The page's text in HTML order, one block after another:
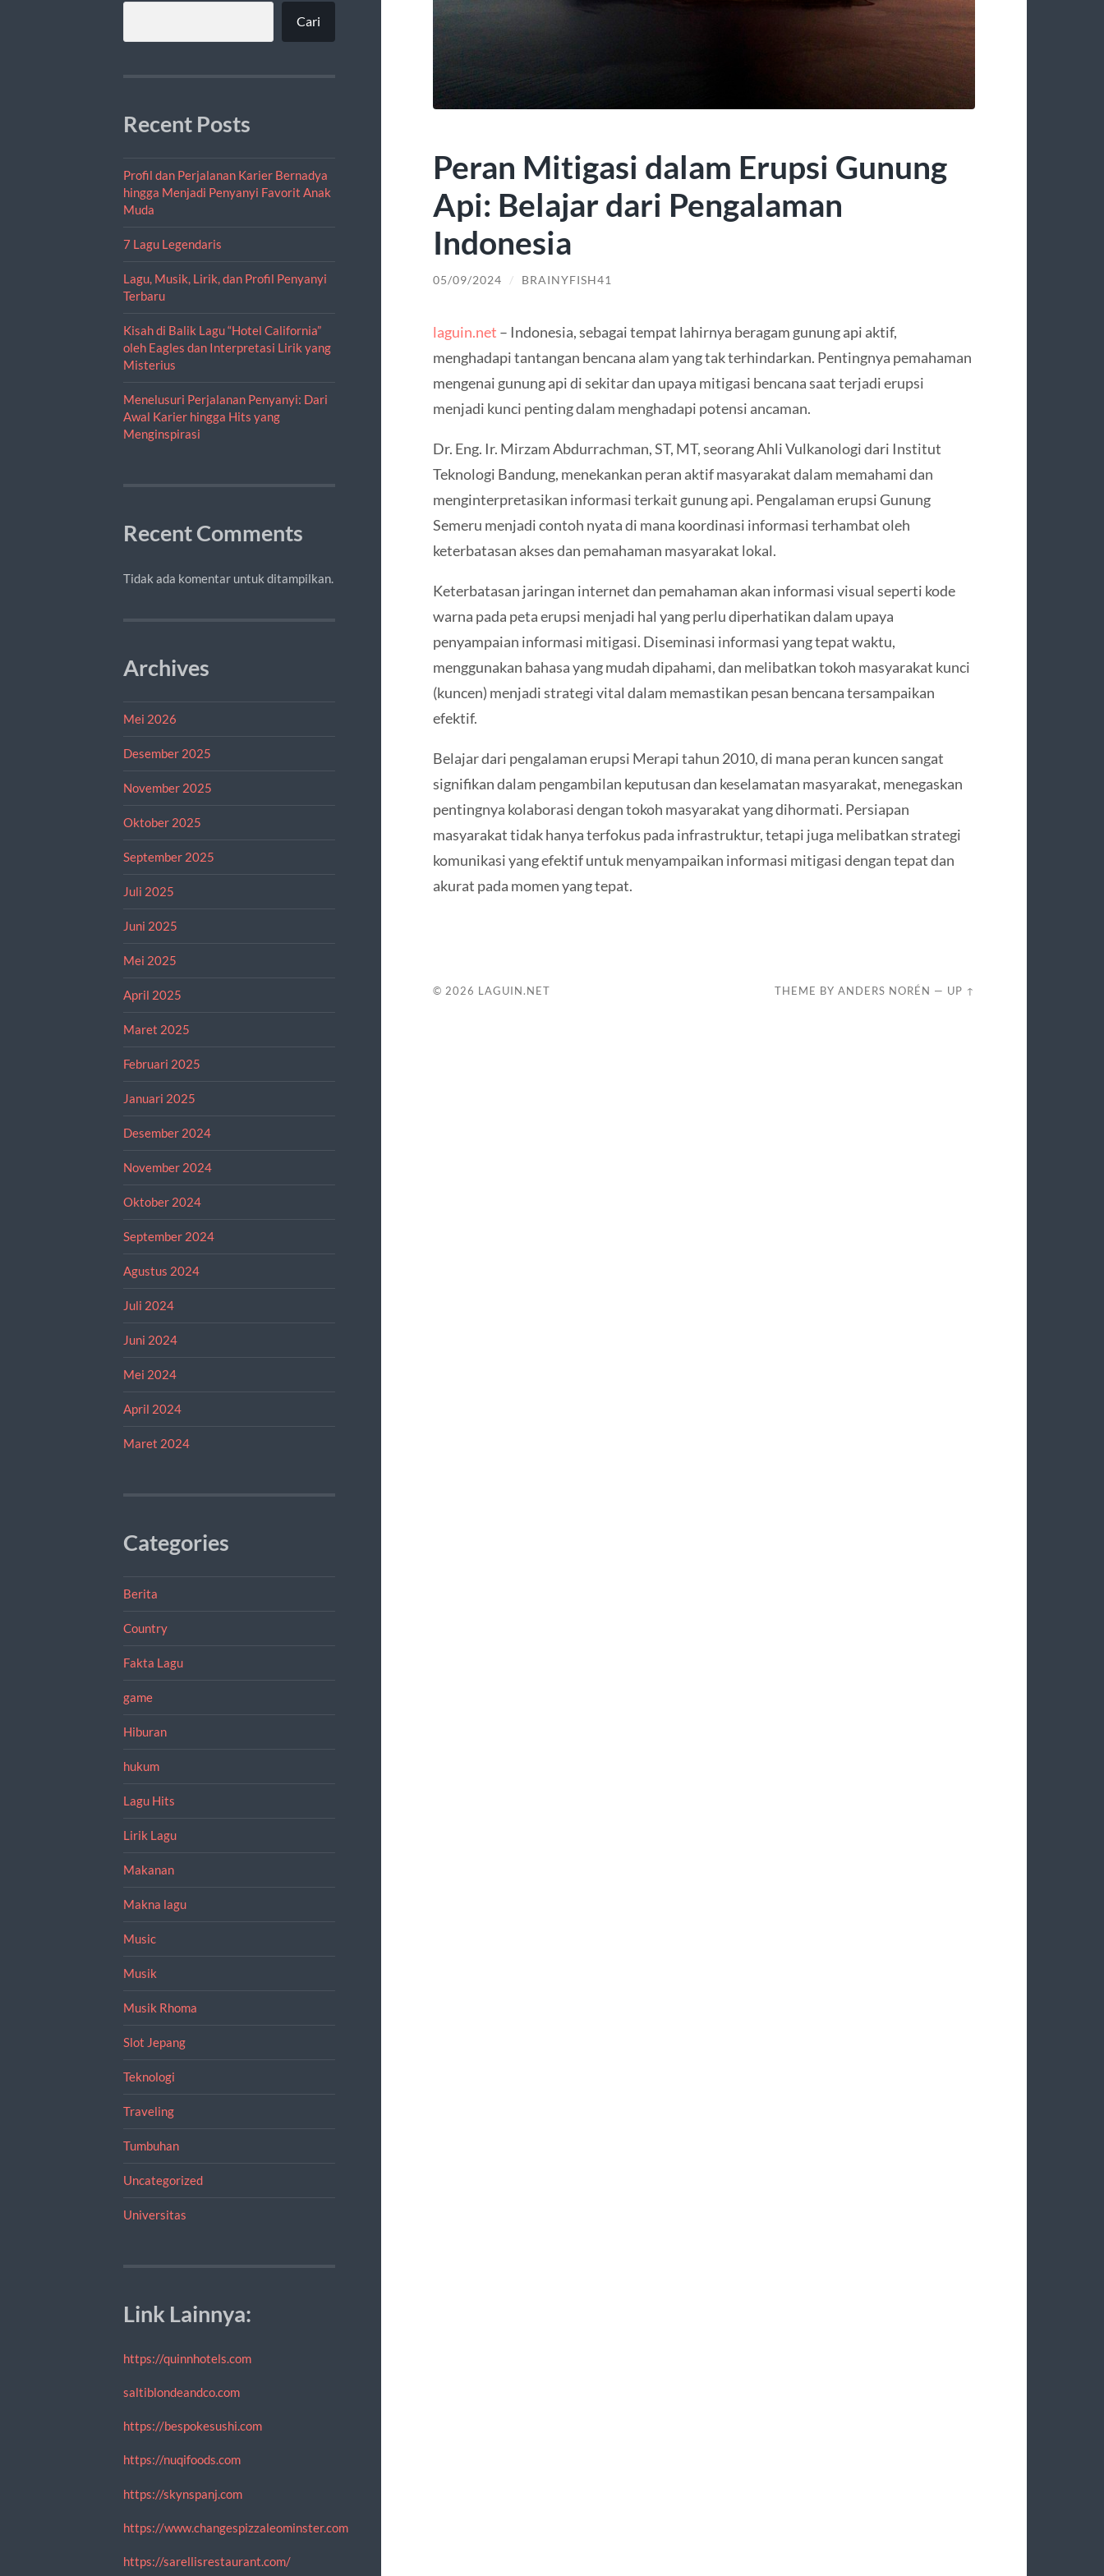
Cari
Recent Posts
Profil dan Perjalanan Karier Bernadya
hingga Menjadi Penyanyi Favorit Anak
Muda
7 Lagu Legendaris
Lagu, Musik, Lirik, dan Profil Penyanyi
Terbaru
Kisah di Balik Lagu “Hotel California”
oleh Eagles dan Interpretasi Lirik yang
Misterius
Menelusuri Perjalanan Penyanyi: Dari
Awal Karier hingga Hits yang
Menginspirasi
Recent Comments
Tidak ada komentar untuk ditampilkan.
Archives
Mei 2026
Desember 2025
November 2025
Oktober 2025
September 2025
Juli 2025
Juni 2025
Mei 2025
April 2025
Maret 2025
Februari 2025
Januari 2025
Desember 2024
November 2024
Oktober 2024
September 2024
Agustus 2024
Juli 2024
Juni 2024
Mei 2024
April 2024
Maret 2024
Categories
Berita
Country
Fakta Lagu
game
Hiburan
hukum
Lagu Hits
Lirik Lagu
Makanan
Makna lagu
Music
Musik
Musik Rhoma
Slot Jepang
Teknologi
Traveling
Tumbuhan
Uncategorized
Universitas
Link Lainnya:
https://quinnhotels.com
saltiblondeandco.com
https://bespokesushi.com
https://nuqifoods.com
https://skynspanj.com
https://www.changespizzaleominster.com
https://sarellisrestaurant.com/
Peran Mitigasi dalam Erupsi Gunung
Api: Belajar dari Pengalaman
Indonesia
05/09/2024 / BRAINYFISH41
laguin.net – Indonesia, sebagai tempat lahirnya beragam gunung api aktif,
menghadapi tantangan bencana alam yang tak terhindarkan. Pentingnya pemahaman
mengenai gunung api di sekitar dan upaya mitigasi bencana saat terjadi erupsi
menjadi kunci penting dalam menghadapi potensi ancaman.
Dr. Eng. Ir. Mirzam Abdurrachman, ST, MT, seorang Ahli Vulkanologi dari Institut
Teknologi Bandung, menekankan peran aktif masyarakat dalam memahami dan
menginterpretasikan informasi terkait gunung api. Pengalaman erupsi Gunung
Semeru menjadi contoh nyata di mana koordinasi informasi terhambat oleh
keterbatasan akses dan pemahaman masyarakat lokal.
Keterbatasan jaringan internet dan pemahaman akan informasi visual seperti kode
warna pada peta erupsi menjadi hal yang perlu diperhatikan dalam upaya
penyampaian informasi mitigasi. Diseminasi informasi yang tepat waktu,
menggunakan bahasa yang mudah dipahami, dan melibatkan tokoh masyarakat kunci
(kuncen) menjadi strategi vital dalam memastikan pesan bencana tersampaikan
efektif.
Belajar dari pengalaman erupsi Merapi tahun 2010, di mana peran kuncen sangat
signifikan dalam pengambilan keputusan dan keselamatan masyarakat, menegaskan
pentingnya kolaborasi dengan tokoh masyarakat yang dihormati. Persiapan
masyarakat tidak hanya terfokus pada infrastruktur, tetapi juga melibatkan strategi
komunikasi yang efektif untuk menyampaikan informasi mitigasi dengan tepat dan
akurat pada momen yang tepat.
© 2026 LAGUIN.NET THEME BYANDERS NORÉN — UP ↑